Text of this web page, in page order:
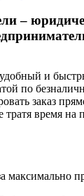
–
и
по
заказ
тратя время на
максимально